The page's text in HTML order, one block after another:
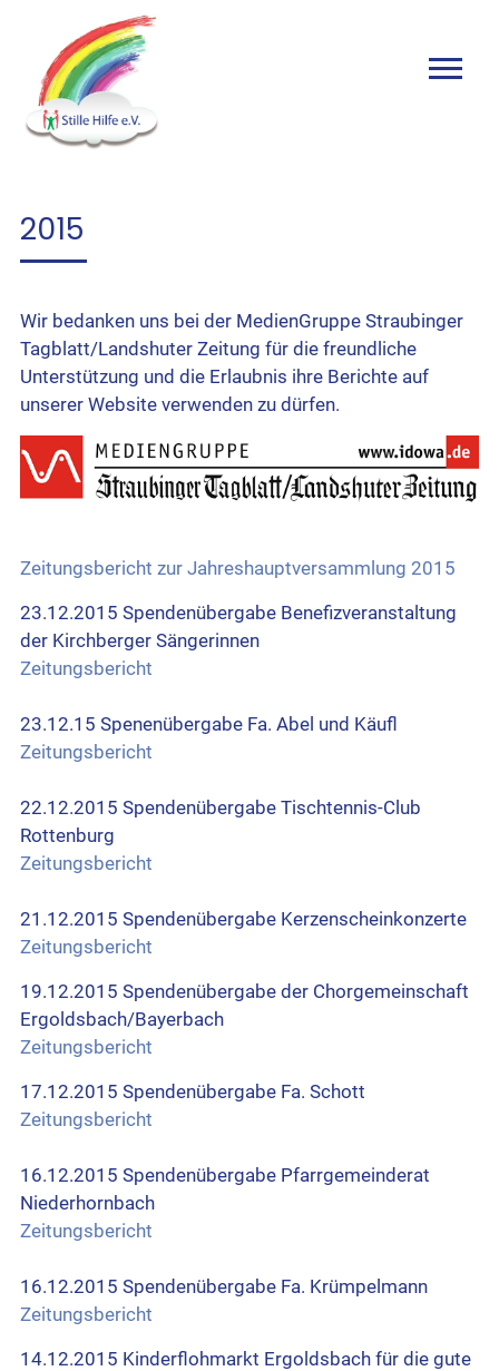
2015
Wir bedanken uns bei der MedienGruppe Straubinger
Tagblatt/Landshuter Zeitung für die freundliche
Unterstützung und die Erlaubnis ihre Berichte auf
unserer Website verwenden zu dürfen.
Zeitungsbericht zur Jahreshauptversammlung 2015
23.12.2015 Spendenübergabe Benefizveranstaltung
der Kirchberger Sängerinnen
Zeitungsbericht
23.12.15 Spenenübergabe Fa. Abel und Käufl
Zeitungsbericht
22.12.2015 Spendenübergabe Tischtennis-Club
Rottenburg
Zeitungsbericht
21.12.2015 Spendenübergabe Kerzenscheinkonzerte
Zeitungsbericht
19.12.2015 Spendenübergabe der Chorgemeinschaft
Ergoldsbach/Bayerbach
Zeitungsbericht
17.12.2015 Spendenübergabe Fa. Schott
Zeitungsbericht
16.12.2015 Spendenübergabe Pfarrgemeinderat
Niederhornbach
Zeitungsbericht
16.12.2015 Spendenübergabe Fa. Krümpelmann
Zeitungsbericht
14.12.2015 Kinderflohmarkt Ergoldsbach für die gute